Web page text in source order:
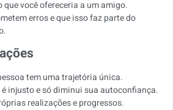
você ofereceria a um amigo.
erros e que isso faz parte do
tem uma trajetória única.
injusto e só diminui sua autoconfiança.
realizações e progressos.